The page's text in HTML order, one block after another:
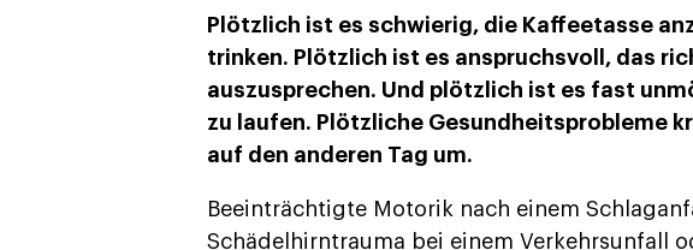
Plötzlich ist es schwierig, die Kaffeetasse
trinken. Plötzlich ist es anspruchsvoll, das
auszusprechen. Und plötzlich ist es fast
zu laufen. Plötzliche Gesundheitsprobleme
auf den anderen Tag um.
Beeinträchtigte Motorik nach einem
Schädelhirntrauma bei einem Verkehrsunfall